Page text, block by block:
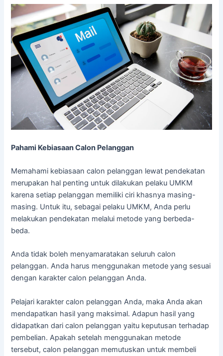
Pahami Kebiasaan Calon Pelanggan
Memahami kebiasaan calon pelanggan lewat pendekatan
merupakan hal penting untuk dilakukan pelaku UMKM
karena setiap pelanggan memiliki ciri khasnya masing-
masing. Untuk itu, sebagai pelaku UMKM, Anda perlu
melakukan pendekatan melalui metode yang berbeda-
beda.
Anda tidak boleh menyamaratakan seluruh calon
pelanggan. Anda harus menggunakan metode yang sesuai
dengan karakter calon pelanggan Anda.
Pelajari karakter calon pelanggan Anda, maka Anda akan
mendapatkan hasil yang maksimal. Adapun hasil yang
didapatkan dari calon pelanggan yaitu keputusan terhadap
pembelian. Apakah setelah menggunakan metode
tersebut, calon pelanggan memutuskan untuk membeli